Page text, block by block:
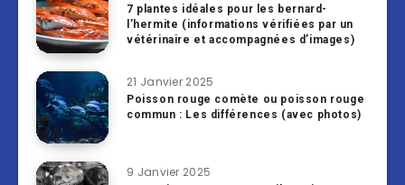
7 plantes idéales pour les bernard-
l’hermite (informations vérifiées par un
vétérinaire et accompagnées d’images)
21 Janvier 2025
Poisson rouge comète ou poisson rouge
commun : Les différences (avec photos)
9 Janvier 2025